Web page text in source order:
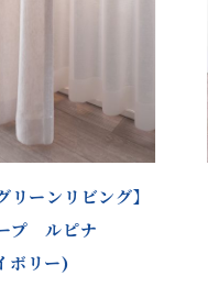
リーンリビング】
プ ルピナ
ボリー)